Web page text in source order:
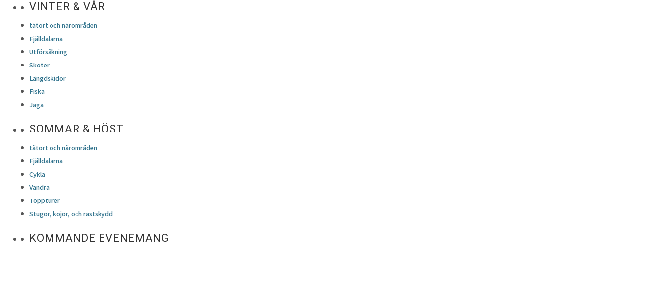
VINTER & VÅR
tätort och närområden
Fjälldalarna
Utförsåkning
Skoter
Längdskidor
Fiska
Jaga
SOMMAR & HÖST
tätort och närområden
Fjälldalarna
Cykla
Vandra
Toppturer
Stugor, kojor, och rastskydd
KOMMANDE EVENEMANG